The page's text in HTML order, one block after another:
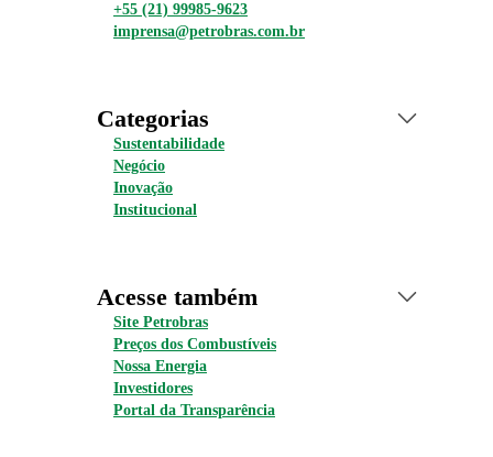
+55 (21) 99985-9623
imprensa@petrobras.com.br
Categorias
Sustentabilidade
Negócio
Inovação
Institucional
Acesse também
Site Petrobras
Preços dos Combustíveis
Nossa Energia
Investidores
Portal da Transparência